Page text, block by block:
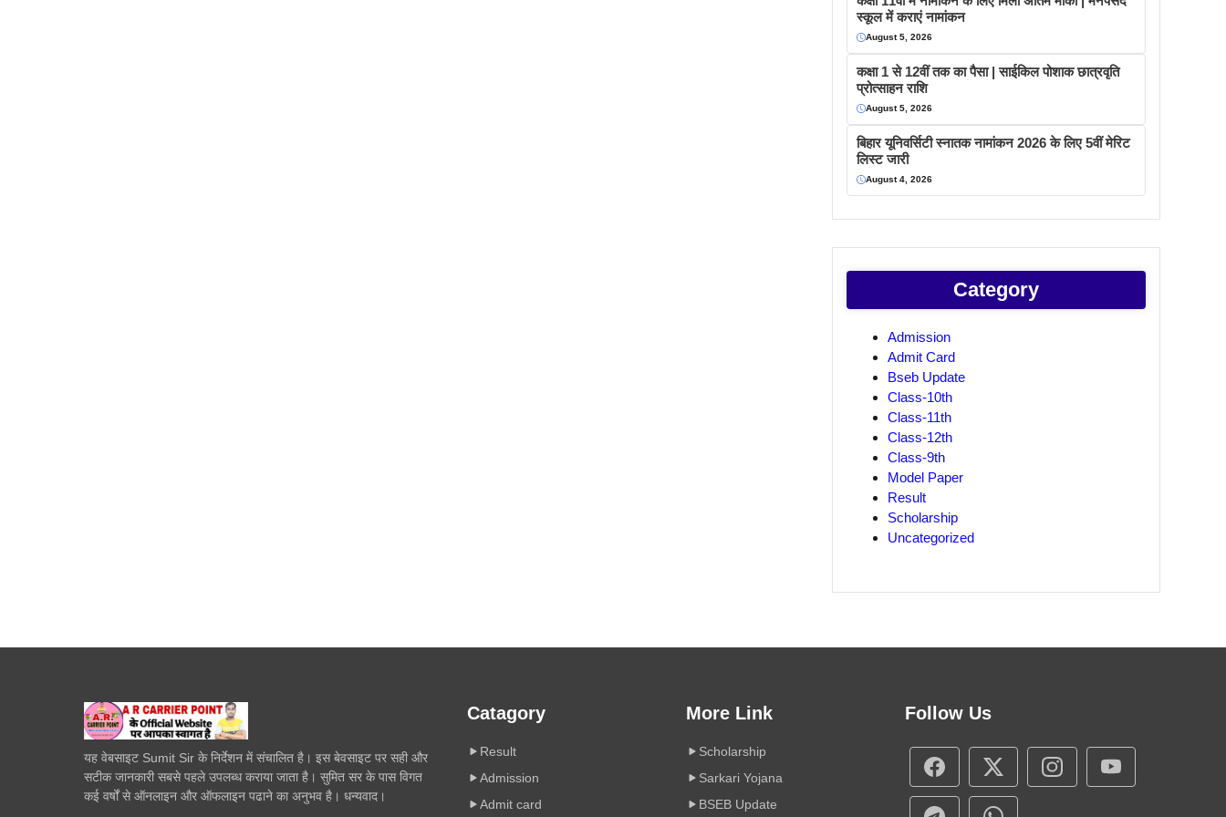
स्कूल में कराएं नामांकन
August 5, 2026
कक्षा 1 से 12वीं तक का पैसा | साईकिल पोशाक छात्रवृति
प्रोत्साहन राशि
August 5, 2026
बिहार यूनिवर्सिटी स्नातक नामांकन 2026 के लिए 5वीं मेरिट
लिस्ट जारी
August 4, 2026
Category
Admission
Admit Card
Bseb Update
Class-10th
Class-11th
Class-12th
Class-9th
Model Paper
Result
Scholarship
Uncategorized
यह वेबसाइट Sumit Sir के निर्देशन में संचालित है। इस बेवसाइट पर सही और
सटीक जानकारी सबसे पहले उपलब्ध कराया जाता है। सुमित सर के पास विगत
कई वर्षों से ऑनलाइन और ऑफलाइन पढाने का अनुभव है। धन्यवाद।
Catagory
Result
Admission
Admit card
More Link
Scholarship
Sarkari Yojana
BSEB Update
Follow Us